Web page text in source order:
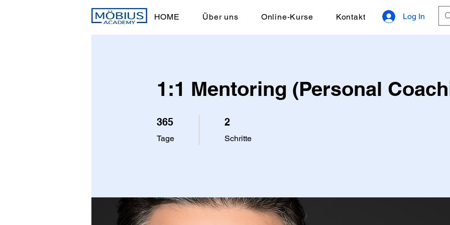
HOME Über uns Online-Kurse Kontakt Log In
1:1 Mentoring (Personal
365
Tage
365 Tage 2
Schritte
2 Schritte